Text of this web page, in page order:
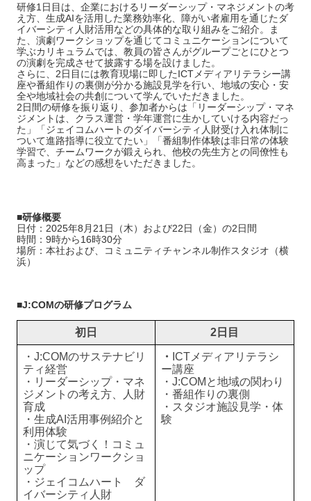
研修1日目は、企業におけるリーダーシップ・マネジメントの考
え方、生成AIを活用した業務効率化、障がい者雇用を通じたダ
イバーシティ人財活用などの具体的な取り組みをご紹介。ま
た、演劇ワークショップを通じてコミュニケーションについて
学ぶカリキュラムでは、教員の皆さんがグループごとにひとつ
の演劇を完成させて披露する場を設けました。
さらに、2日目には教育現場に即したICTメディアリテラシー講
座や番組作りの裏側が分かる施設見学を行い、地域の安心・安
全や地域社会の共創について学んでいただきました。
2日間の研修を振り返り、参加者からは「リーダーシップ・マネ
ジメントは、クラス運営・学年運営に生かしていける内容だっ
た」「ジェイコムハートのダイバーシティ人財受け入れ体制に
ついて進路指導に役立てたい」「番組制作体験は非日常の体験
学習で、チームワークが鍛えられ、他校の先生方との同僚性も
高まった」などの感想をいただきました。
■研修概要
日付：2025年8月21日（木）および22日（金）の2日間
時間：9時から16時30分
場所：本社および、コミュニティチャンネル制作スタジオ（横
浜）
■J:COMの研修プログラム
初日 2日目
・J:COMのサステナビリ
ティ経営
・リーダーシップ・マネ
ジメントの考え方、人財
育成
・生成AI活用事例紹介と
利用体験
・演じて気づく！コミュ
ニケーションワークショ
ップ
・ジェイコムハート ダ
イバーシティ人財
・ ICTメディアリテラシ
ー講座
・J:COMと地域の関わり
・番組作りの裏側
・スタジオ施設見学・体
験